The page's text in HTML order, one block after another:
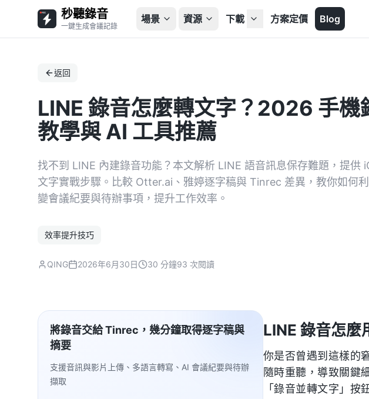
秒聽錄音
一鍵生成會議記錄
場景 資源 下載 方案定價 Blog
返回
LINE 錄音怎麼轉文字？2026 手機
教學與 AI 工具推薦
找不到 LINE 內建錄音功能？本文解析 LINE 語音訊息保存難題，提供
文字實戰步驟。比較 Otter.ai、雅婷逐字稿與 Tinrec 差異，教你如何
變會議紀要與待辦事項，提升工作效率。
效率提升技巧
QING 2026年6月30日 30 分鐘93 次閱讀
將錄音交給 Tinrec，幾分鐘取得逐字稿與
摘要
支援音訊與影片上傳、多語言轉寫、AI 會議紀要與待辦
擷取
LINE 錄音怎麼
你是否曾遇到這樣的
隨時重聽，導致關鍵
「錄音並轉文字」按